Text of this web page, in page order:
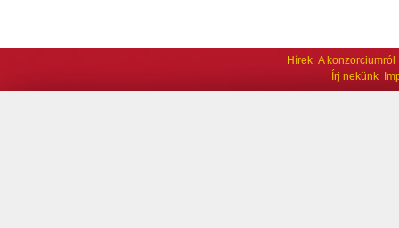
Hírek A konzorciumról
Írj nekünk